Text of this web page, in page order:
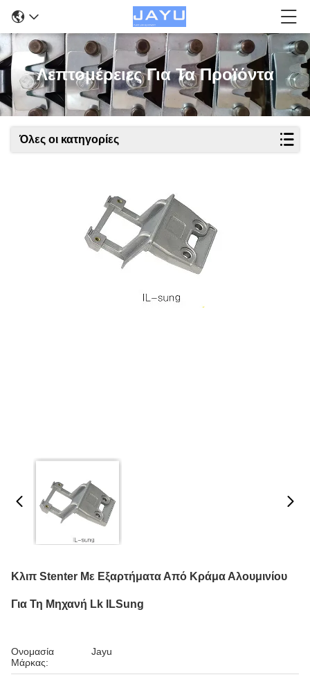
Λεπτομέρειες Για Τα Προϊόντα
Όλες οι κατηγορίες
Κλιπ Stenter Με Εξαρτήματα Από Κράμα Αλουμινίου
Για Τη Μηχανή Lk ILSung
Ονομασία
Μάρκας:
Jayu